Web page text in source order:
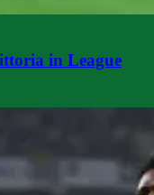
in League